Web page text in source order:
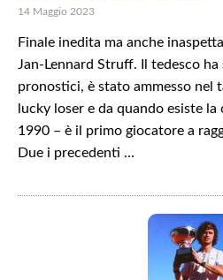
14 Maggio 2023
Finale inedita ma anche
Jan-Lennard Struff. Il tedesco
pronostici, è stato ammesso nel
lucky loser e da quando esiste
1990 – è il primo giocatore a
Due i precedenti ...